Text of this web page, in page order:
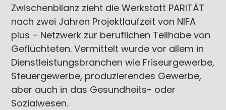
Zwischenbilanz zieht die Werkstatt PARITÄT
nach zwei Jahren Projektlaufzeit von NIFA
plus – Netzwerk zur beruflichen Teilhabe von
Geflüchteten. Vermittelt wurde vor allem in
Dienstleistungsbranchen wie Friseurgewerbe,
Steuergewerbe, produzierendes Gewerbe,
aber auch in das Gesundheits- oder
Sozialwesen.